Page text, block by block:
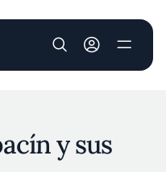
User account
y sus